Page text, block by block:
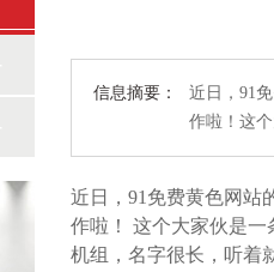
信息摘要：
近日，
作啦！
近日，91免费黄色网
作啦！
这个大家伙是一条
机组，名字很长，听